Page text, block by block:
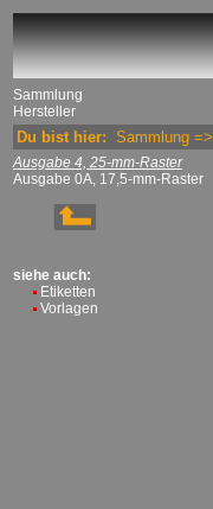
Sammlung
Hersteller
Du bist hier: Sammlung =>
Ausgabe 4, 25-mm-Raster
Ausgabe 0A, 17,5-mm-Raster
siehe auch:
Etiketten
Vorlagen